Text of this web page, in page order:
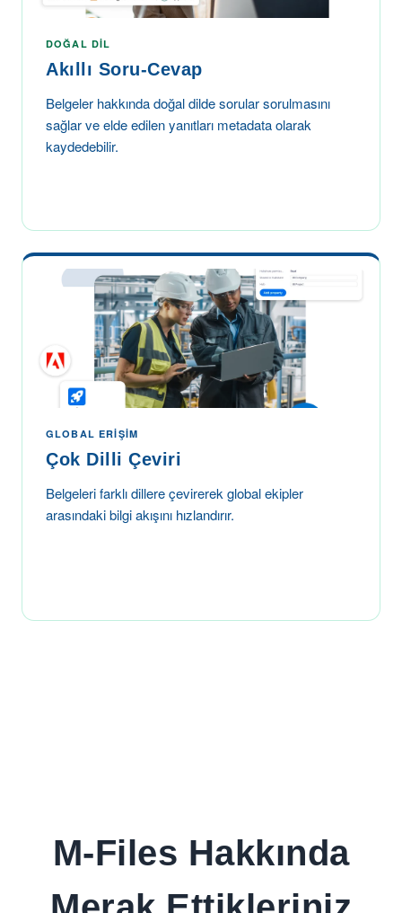
DOĞAL DIL
Akıllı Soru-Cevap
Belgeler hakkında doğal dilde sorular sorulmasını
sağlar ve elde edilen yanıtları metadata olarak
kaydedebilir.
GLOBAL ERIŞIM
Çok Dilli Çeviri
Belgeleri farklı dillere çevirerek global ekipler
arasındaki bilgi akışını hızlandırır.
M-Files Hakkında